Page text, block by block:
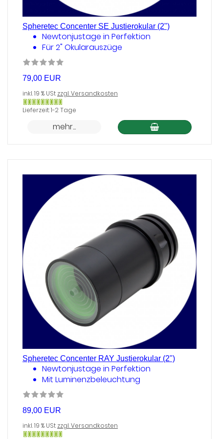
Spheretec Concenter SE Justierokular (2")
Newtonjustage in Perfektion
Für 2" Okularauszüge
79,00 EUR
inkl. 19 % USt zzgl. Versandkosten
Gewöhnlich
versandfertig
Lieferzeit: 1-2 Tage
mehr...
Spheretec Concenter RAY Justierokular (2")
Newtonjustage in Perfektion
Mit Luminenzbeleuchtung
89,00 EUR
inkl. 19 % USt zzgl. Versandkosten